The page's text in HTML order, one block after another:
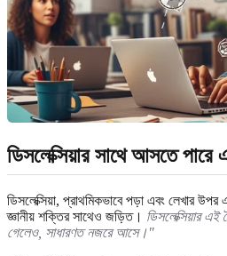
ডিসলেক্সিয়ার সাথে আসতে
ডিসলেক্সিয়া, প্রাথমিকভাবে পড়া এবং লেখার
জ্ঞানীয় শক্তির সাথেও জড়িত। ডিসলেক্সিয়ার এই
গেলেও, সাধারণত নজরে আসে।"